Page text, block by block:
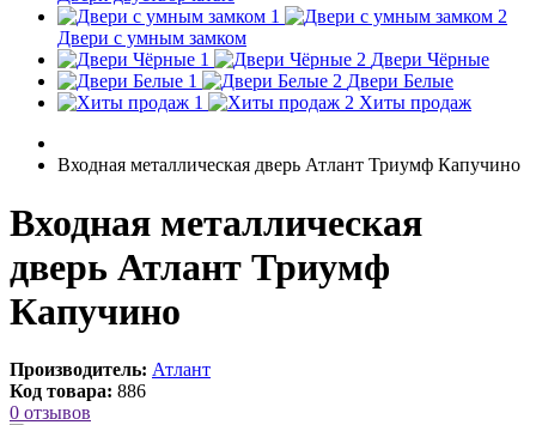
Двери с умным замком
Двери Чёрные
Двери Белые
Хиты продаж
Входная металлическая дверь Атлант Триумф Капучино
Входная металлическая
дверь Атлант Триумф
Капучино
Производитель: Атлант
Код товара: 886
0 отзывов